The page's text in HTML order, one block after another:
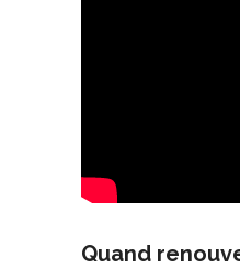
Quand